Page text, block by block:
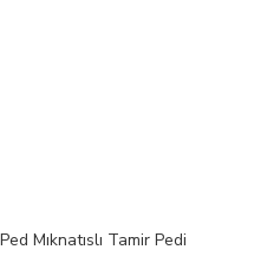
Mıknatıslı Tamir Pedi